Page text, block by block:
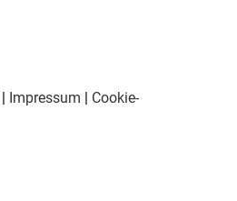
Impressum
Cookie-